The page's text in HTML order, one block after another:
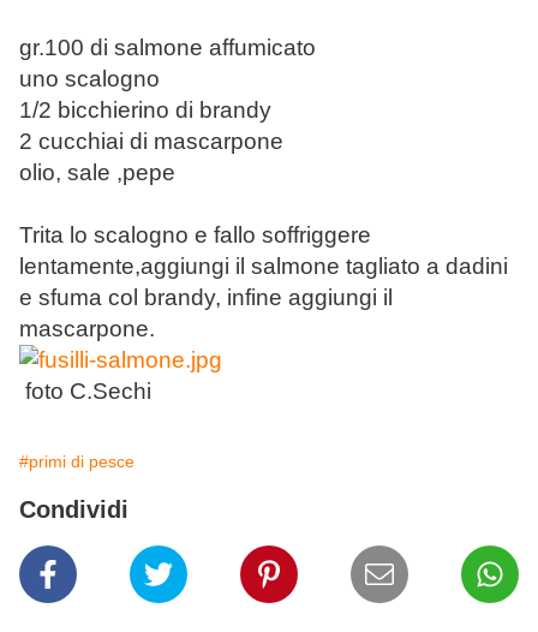
gr.100 di salmone affumicato
uno scalogno
1/2 bicchierino di brandy
2 cucchiai di mascarpone
olio, sale ,pepe
Trita lo scalogno e fallo soffriggere
lentamente,aggiungi il salmone tagliato a dadini
e sfuma col brandy, infine aggiungi il
mascarpone.
foto C.Sechi
#primi di pesce
Condividi